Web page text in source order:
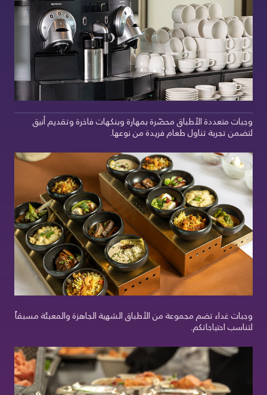
وجبات متعددة الأطباق محضّرة بمهارة وبنكهات فاخرة وتقديم أنيق
لتضمن تجربة تناول طعام فريدة من نوعها.
وجبات غداء تضم مجموعة من الأطباق الشهية الجاهزة والمعبئة مسبقاً
لتناسب احتياجاتكم.